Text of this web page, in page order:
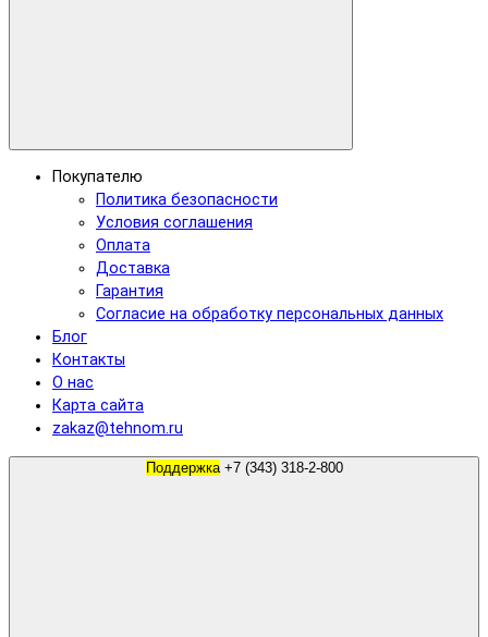
Покупателю
Политика безопасности
Условия соглашения
Оплата
Доставка
Гарантия
Согласие на обработку персональных данных
Блог
Контакты
О нас
Карта сайта
zakaz@tehnom.ru
Поддержка +7 (343) 318-2-800